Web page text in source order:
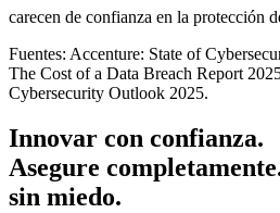
carecen de confianza en la protección
Fuentes: Accenture: State of
The Cost of a Data Breach Report
Cybersecurity Outlook 2025.
Innovar con confianza.
Asegure
sin miedo.